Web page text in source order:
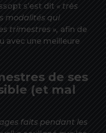
s’est dit « très
modalités qui
trimestres », afin de
avec une meilleure
de ses
(et mal
faits pendant les